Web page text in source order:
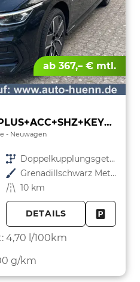
ab 367,– € mtl.
R-Line Limited LED-PLUS+ACC+SHZ+KEYLESS+KAMERA+18" ALU
Neuwagen
Getriebe
Doppelkupplungsgetriebe (DSG)
Außenfarbe
Grenadillschwarz Metallic
Kilometerstand 10 km
DETAILS
4,70 l/100km
g/km